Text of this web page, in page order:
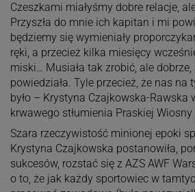
Czeszkami miałyśmy dobre relacje,
Przyszła do mnie ich kapitan i mi
będziemy się wymieniały
ręki, a przecież kilka miesięcy
miski… Musiała tak zrobić, ale dobrze,
powiedziała. Tyle przecież, że nas na
było – Krystyna Czajkowska-Rawska
krwawego stłumienia Praskiej Wiosny
Szara rzeczywistość minionej epoki
Krystyna Czajkowska postanowiła,
sukcesów, rozstać się z AZS AWF
o to, że jak każdy sportowiec w